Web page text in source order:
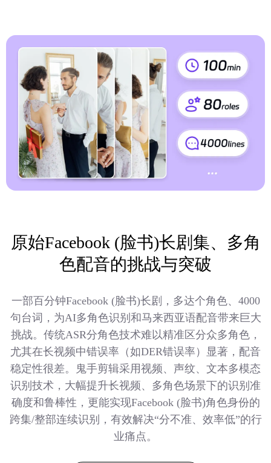
原始Facebook (脸书)长剧集、多角
色配音的挑战与突破
一部百分钟Facebook (脸书)长剧，多达个角色、4000
句台词，为AI多角色识别和马来西亚语配音带来巨大
挑战。传统ASR分角色技术难以精准区分众多角色，
尤其在长视频中错误率（如DER错误率）显著，配音
稳定性很差。鬼手剪辑采用视频、声纹、文本多模态
识别技术，大幅提升长视频、多角色场景下的识别准
确度和鲁棒性，更能实现Facebook (脸书)角色身份的
跨集/整部连续识别，有效解决“分不准、效率低”的行
业痛点。